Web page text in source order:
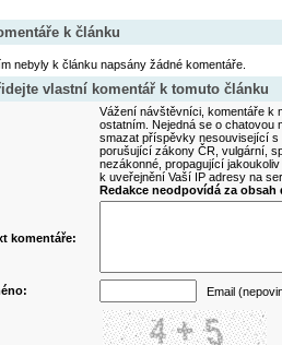
k článku
nebyly k článku napsány žádné komentáře.
vlastní komentář k tomuto článku
Vážení návštěvníci, komentáře k
ostatním. Nejedná se o
smazat příspěvky nesouvisející
porušující zákony ČR, vulgární,
nezákonné, propagující
k uveřejnění Vaší IP adresy na
Redakce neodpovídá za
komentáře:
Email